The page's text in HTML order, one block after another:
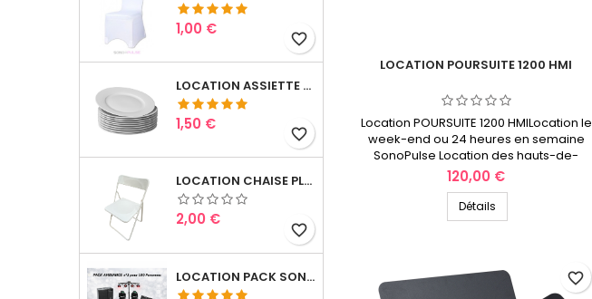
Prix
1,00 €
favorite_border
LOCATION ASSIETTE PLATE FINE PORCELAINE, Ø 27 CM
Prix
1,50 €
favorite_border
LOCATION CHAISE PLIANTE
Prix
2,00 €
favorite_border
LOCATION PACK SONO & LUMIERES 3
LOCATION POURSUITE 1200 HMI
Location POURSUITE 1200 HMILocation le
week-end ou 24 heures en semaine
SonoPulse Location des hauts-de-
France
Prix
120,00 €
Détails
favorite_border